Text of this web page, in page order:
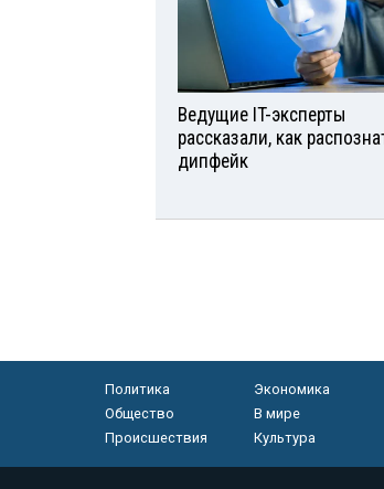
Ведущие IT-эксперты
рассказали, как
дипфейк
Политика
Экономика
Общество
В мире
Происшествия
Культура